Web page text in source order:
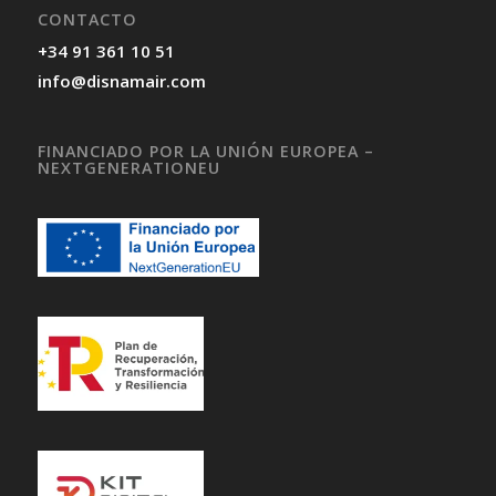
CONTACTO
+34 91 361 10 51
info@disnamair.com
FINANCIADO POR LA UNIÓN EUROPEA –
NEXTGENERATIONEU